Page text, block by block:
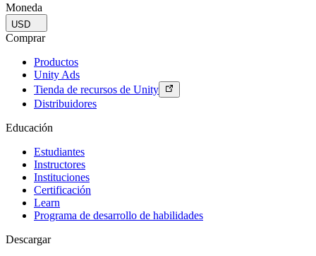
Moneda
USD
Comprar
Productos
Unity Ads
Tienda de recursos de Unity
Distribuidores
Educación
Estudiantes
Instructores
Instituciones
Certificación
Learn
Programa de desarrollo de habilidades
Descargar